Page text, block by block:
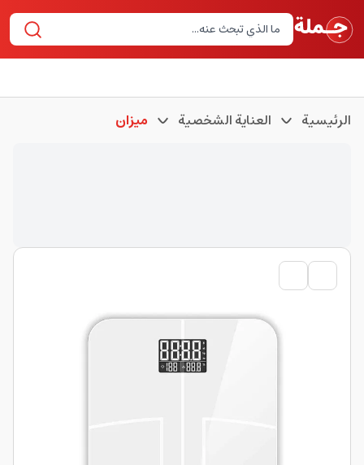
الرئيسية العناية الشخصية ميزان